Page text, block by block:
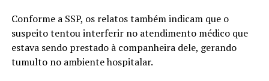
Conforme a SSP, os relatos também indicam que o
suspeito tentou interferir no atendimento médico que
estava sendo prestado à companheira dele, gerando
tumulto no ambiente hospitalar.